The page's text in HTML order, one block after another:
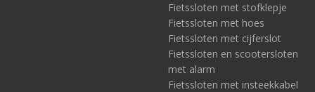
Fietssloten met stofklepje
Fietssloten met hoes
Fietssloten met cijferslot
Fietssloten en scootersloten
met alarm
Fietssloten met insteekkabel